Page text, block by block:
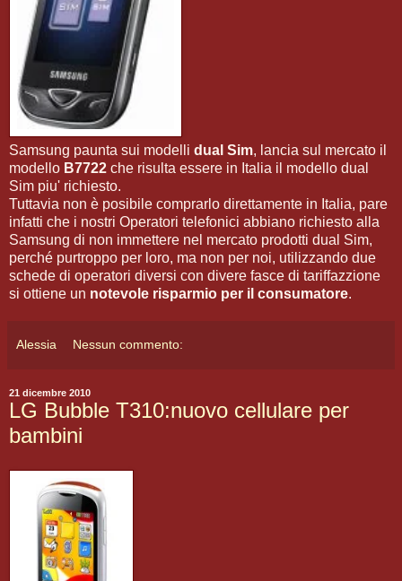
Samsung paunta sui modelli dual Sim, lancia sul mercato il
modello B7722 che risulta essere in Italia il modello dual
Sim piu' richiesto.
Tuttavia non è posibile comprarlo direttamente in Italia, pare
infatti che i nostri Operatori telefonici abbiano richiesto alla
Samsung di non immettere nel mercato prodotti dual Sim,
perché purtroppo per loro, ma non per noi, utilizzando due
schede di operatori diversi con divere fasce di tariffazzione
si ottiene un notevole risparmio per il consumatore.
Alessia Nessun commento:
21 dicembre 2010
LG Bubble T310:nuovo cellulare per
bambini